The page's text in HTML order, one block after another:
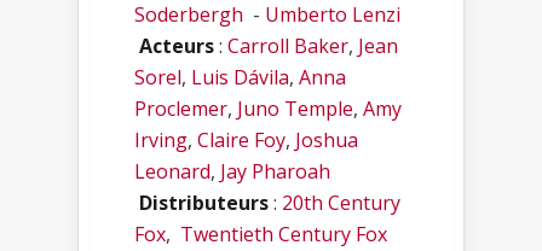
Soderbergh - Umberto Lenzi
Acteurs: Carroll Baker, Jean
Sorel, Luis Dávila, Anna
Proclemer, Juno Temple, Amy
Irving, Claire Foy, Joshua
Leonard, Jay Pharoah
Distributeurs: 20th Century
Fox, Twentieth Century Fox